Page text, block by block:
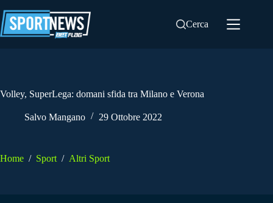
al
contenuto
Cerca
Volley, SuperLega: domani sfida tra Milano e Verona
Salvo Mangano 29 Ottobre 2022
Home / Sport / Altri Sport